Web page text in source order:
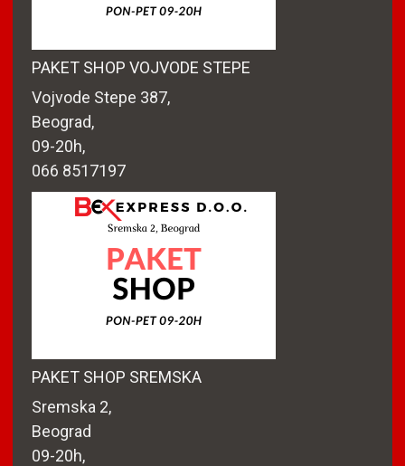
PAKET SHOP VOJVODE STEPE
Vojvode Stepe 387,
Beograd,
09-20h,
066 8517197
PAKET SHOP SREMSKA
Sremska 2,
Beograd
09-20h,